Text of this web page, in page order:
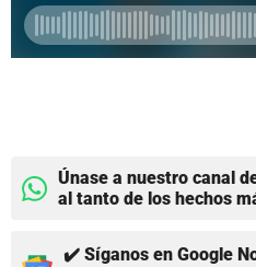
Únase a nuestro canal
al tanto de los hechos
✔️ Síganos en Google